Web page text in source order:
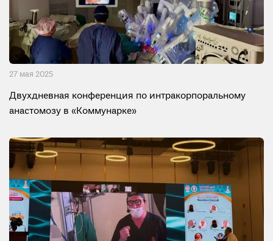
27 мая 2025
Двухдневная конференция по интракорпоральному
анастомозу в «Коммунарке»